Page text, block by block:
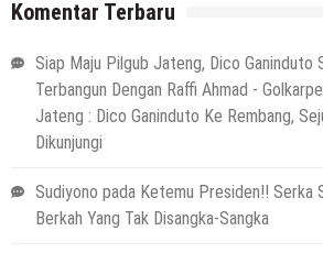
Komentar Terbaru
Siap Maju Pilgub Jateng, Dico Ganinduto
Terbangun Dengan Raffi Ahmad -
Jateng : Dico Ganinduto Ke Rembang,
Dikunjungi
Sudiyono pada Ketemu Presiden!! Serka
Berkah Yang Tak Disangka-Sangka